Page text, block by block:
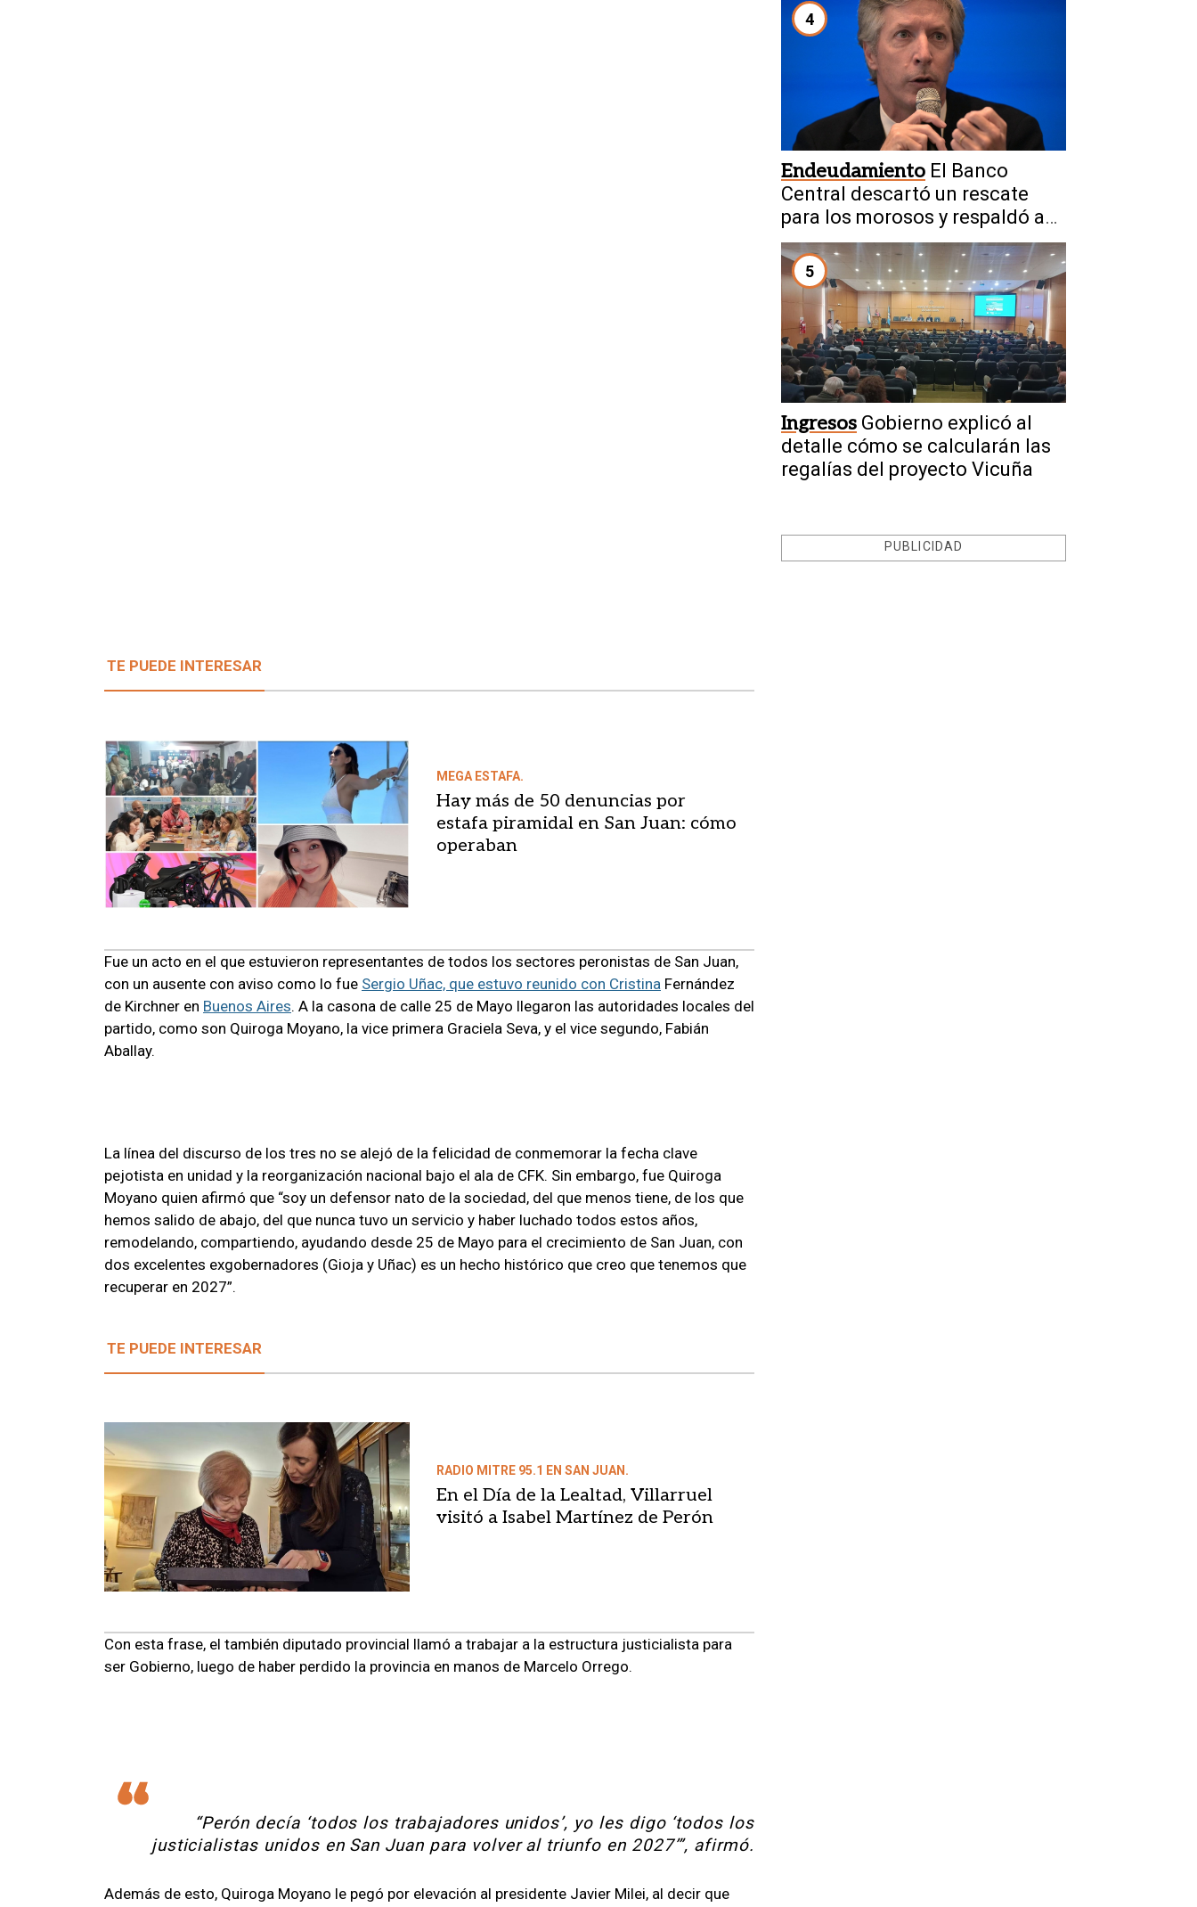
TE PUEDE INTERESAR
MEGA ESTAFA.
Hay más de 50 denuncias por
estafa piramidal en San Juan: cómo
operaban
Fue un acto en el que estuvieron representantes de todos los sectores peronistas de San Juan,
con un ausente con aviso como lo fue Sergio Uñac, que estuvo reunido con Cristina Fernández
de Kirchner en Buenos Aires. A la casona de calle 25 de Mayo llegaron las autoridades locales del
partido, como son Quiroga Moyano, la vice primera Graciela Seva, y el vice segundo, Fabián
Aballay.
La línea del discurso de los tres no se alejó de la felicidad de conmemorar la fecha clave
pejotista en unidad y la reorganización nacional bajo el ala de CFK. Sin embargo, fue Quiroga
Moyano quien afirmó que “soy un defensor nato de la sociedad, del que menos tiene, de los que
hemos salido de abajo, del que nunca tuvo un servicio y haber luchado todos estos años,
remodelando, compartiendo, ayudando desde 25 de Mayo para el crecimiento de San Juan, con
dos excelentes exgobernadores (Gioja y Uñac) es un hecho histórico que creo que tenemos que
recuperar en 2027”.
TE PUEDE INTERESAR
RADIO MITRE 95.1 EN SAN JUAN.
En el Día de la Lealtad, Villarruel
visitó a Isabel Martínez de Perón
Con esta frase, el también diputado provincial llamó a trabajar a la estructura justicialista para
ser Gobierno, luego de haber perdido la provincia en manos de Marcelo Orrego.
“Perón decía ‘todos los trabajadores unidos’, yo les digo ‘todos los
justicialistas unidos en San Juan para volver al triunfo en 2027’”, afirmó.
Además de esto, Quiroga Moyano le pegó por elevación al presidente Javier Milei, al decir que
4
Endeudamiento El Banco
Central descartó un rescate
para los morosos y respaldó a
Caputo
5
Ingresos Gobierno explicó al
detalle cómo se calcularán las
regalías del proyecto Vicuña
PUBLICIDAD